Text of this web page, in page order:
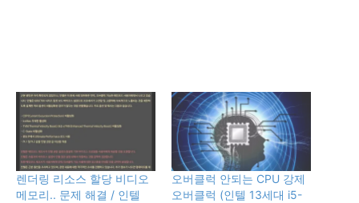
렌더링 리소스 할당 비디오
메모리.. 문제 해결 / 인텔
오버클럭 안되는 CPU 강제
오버클럭 (인텔 13세대 i5-